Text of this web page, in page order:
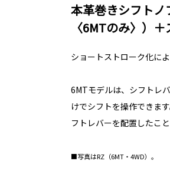
本革巻きシフトノ
〈6MTのみ〉）
ショートストローク化に
6MTモデルは、シフトレ
けでシフトを操作できま
フトレバーを配置したこ
■写真はRZ（6MT・4WD）。